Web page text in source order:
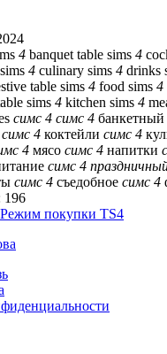
4 banquet table sims 4
sims 4 culinary sims 4 drinks
table sims 4 food sims 4
sims 4 kitchen sims 4
симс 4 симс 4 банкетный
симс 4 коктейли симс 4
4 мясо симс 4 напитки
симс 4
симс 4 съедобное симс 4
196
Режим покупки TS4